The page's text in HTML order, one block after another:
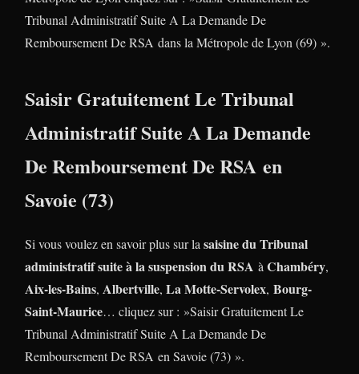
Tribunal Administratif Suite A La Demande De
Remboursement De RSA dans la Métropole de Lyon (69) ».
Saisir Gratuitement Le Tribunal
Administratif Suite A La Demande
De Remboursement De RSA en
Savoie (73)
Si vous voulez en savoir plus sur la saisine du Tribunal
administratif suite à la suspension du RSA à Chambéry,
Aix-les-Bains, Albertville, La Motte-Servolex, Bourg-
Saint-Maurice… cliquez sur : »Saisir Gratuitement Le
Tribunal Administratif Suite A La Demande De
Remboursement De RSA en Savoie (73) ».